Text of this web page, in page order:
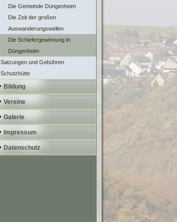
Die Gemeinde Düngenheim
Die Zeit der großen
Auswanderungswellen
Die Schiefergewinnung in
Düngenheim
Satzungen und Gebühren
Schutzhütte
Bildung
Vereine
Galerie
Impressum
Datenschutz